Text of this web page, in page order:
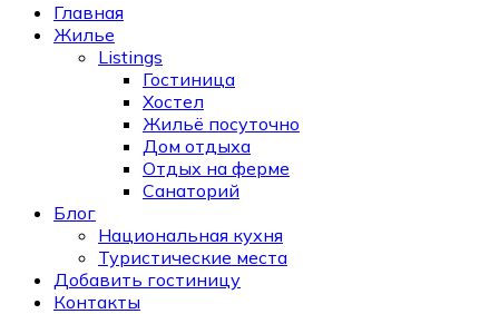
Главная
Жилье
Listings
Гостиница
Хостел
Жильё посуточно
Дом отдыха
Отдых на ферме
Санаторий
Блог
Национальная кухня
Туристические места
Добавить гостиницу
Контакты